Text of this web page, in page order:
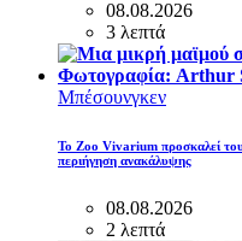
08.08.2026
3 λεπτά
Μπέσουνγκεν
Το Zoo Vivarium προσκαλεί
περιήγηση ανακάλυψης
08.08.2026
2 λεπτά